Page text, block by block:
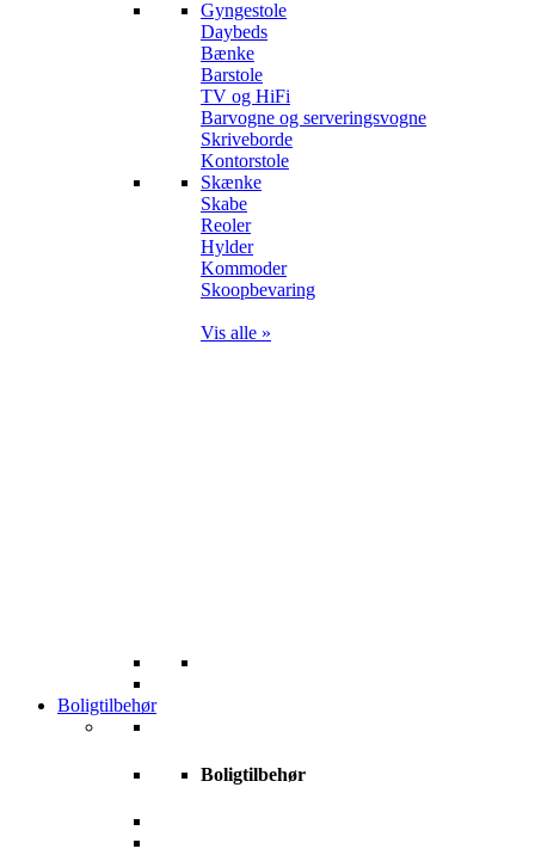
Gyngestole
Daybeds
Bænke
Barstole
TV og HiFi
Barvogne og serveringsvogne
Skriveborde
Kontorstole
Skænke
Skabe
Reoler
Hylder
Kommoder
Skoopbevaring
Vis alle »
Boligtilbehør
Boligtilbehør